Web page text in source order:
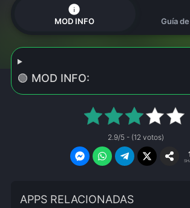
info
MOD INFO Guía
🟢 MOD INFO:
2.9/5 - (12 votos)
APPS RELACIONADAS